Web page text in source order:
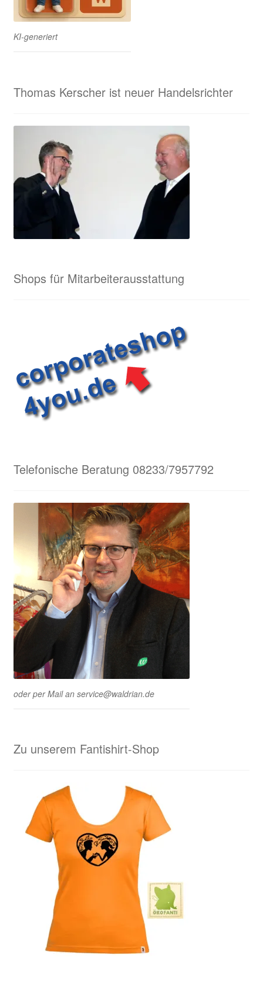
KI-generiert
Thomas Kerscher ist neuer Handelsrichter
Shops für Mitarbeiterausstattung
Telefonische Beratung 08233/7957792
oder per Mail an service@waldrian.de
Zu unserem Fantishirt-Shop